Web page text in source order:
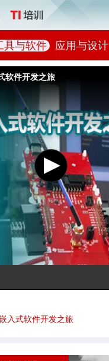
具与软件 应用与设计
软件开发之旅
入式软件开发之旅